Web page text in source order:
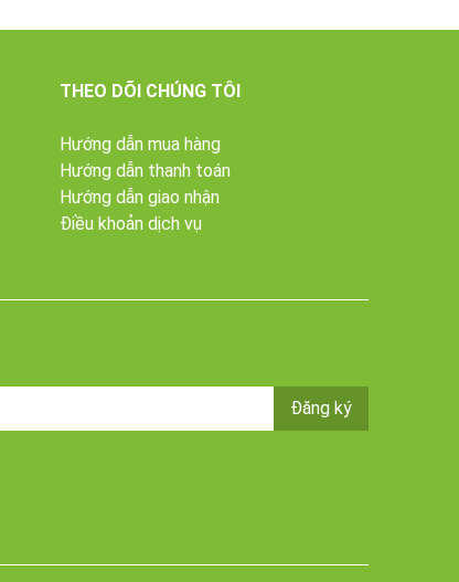
THEO DÕI CHÚNG TÔI
Hướng dẫn mua hàng
Hướng dẫn thanh toán
Hướng dẫn giao nhận
Điều khoản dịch vụ
Đăng ký